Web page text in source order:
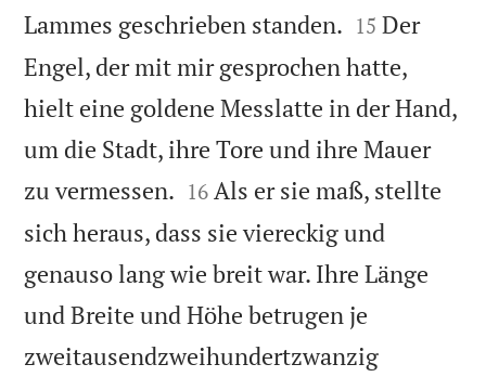
Lammes geschrieben standen. 

15 Der
Engel, der mit mir gesprochen hatte,
hielt eine goldene Messlatte in der Hand,
um die Stadt, ihre Tore und ihre Mauer
zu vermessen. 

16 Als er sie maß, stellte
sich heraus, dass sie viereckig und
genauso lang wie breit war. Ihre Länge
und Breite und Höhe betrugen je
zweitausendzweihundertzwanzig